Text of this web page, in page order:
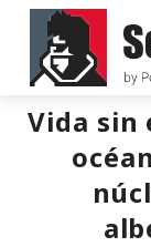
Vida sin